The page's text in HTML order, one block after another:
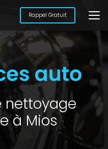
Rappel Gratuit
nettoyage
à Mios